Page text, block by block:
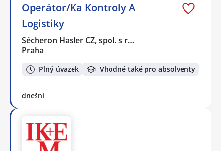
Operátor/Ka Kontroly A
Logistiky
Sécheron Hasler CZ, spol. s r…
Praha
Plný úvazek Vhodné také pro absolventy
dnešní